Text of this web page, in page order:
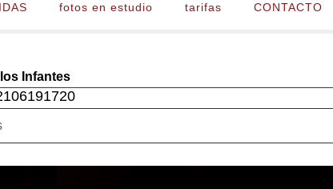
fotos en estudio tarifas CONTACTO
Infantes